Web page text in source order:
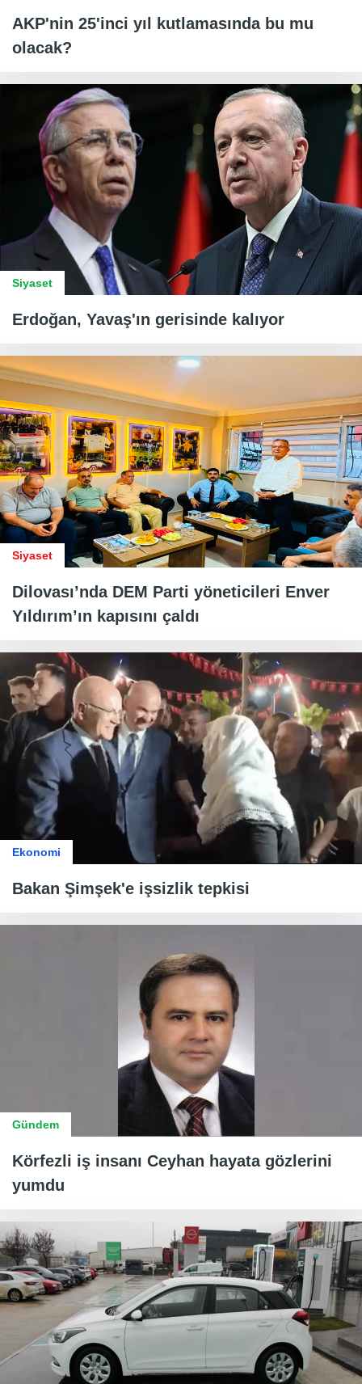
AKP'nin 25'inci yıl kutlamasında bu mu
olacak?
Siyaset
Erdoğan, Yavaş'ın gerisinde kalıyor
Siyaset
Dilovası’nda DEM Parti yöneticileri Enver
Yıldırım’ın kapısını çaldı
Ekonomi
Bakan Şimşek'e işsizlik tepkisi
Gündem
Körfezli iş insanı Ceyhan hayata gözlerini
yumdu